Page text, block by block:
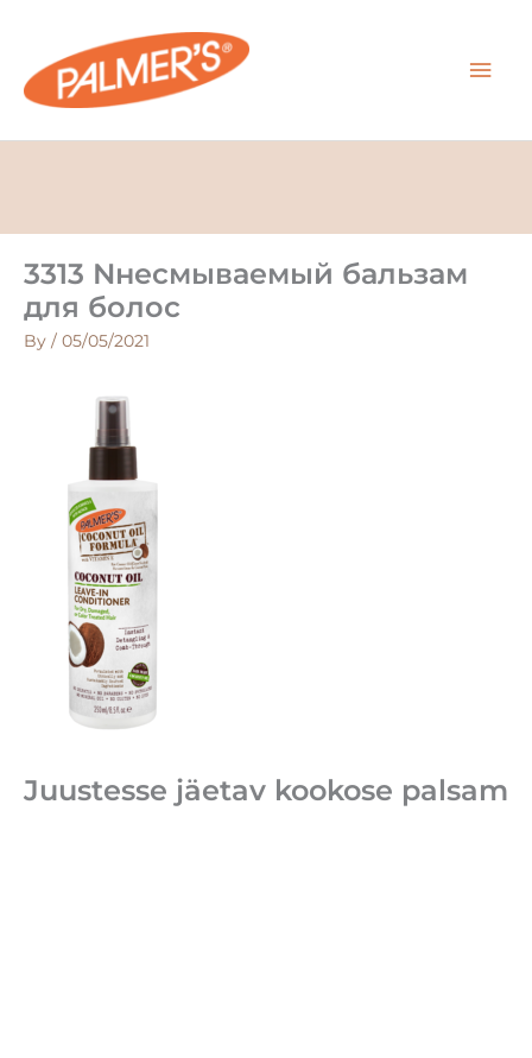
content
3313 Nнесмываемый бальзам
для болос
By / 05/05/2021
Juustesse jäetav kookose palsam